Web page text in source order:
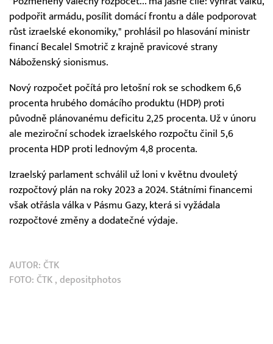
podpořit armádu, posílit domácí frontu a dále podporovat
růst izraelské ekonomiky," prohlásil po hlasování ministr
financí Becalel Smotrič z krajně pravicové strany
Náboženský sionismus.
Nový rozpočet počítá pro letošní rok se schodkem 6,6
procenta hrubého domácího produktu (HDP) proti
původně plánovanému deficitu 2,25 procenta. Už v únoru
ale meziroční schodek izraelského rozpočtu činil 5,6
procenta HDP proti lednovým 4,8 procenta.
Izraelský parlament schválil už loni v květnu dvouletý
rozpočtový plán na roky 2023 a 2024. Státními financemi
však otřásla válka v Pásmu Gazy, která si vyžádala
rozpočtové změny a dodatečné výdaje.
AUTOR: ČTK
FOTO: ČTK , depositphotos